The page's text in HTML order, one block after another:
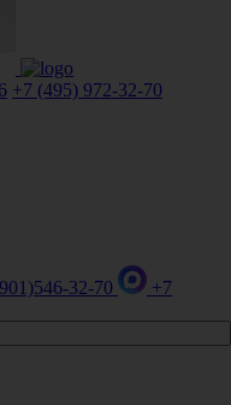
+7 (495) 972-32-70
546-32-70
+7